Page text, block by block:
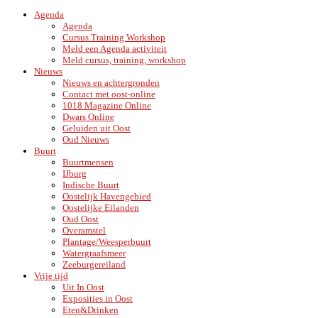
Agenda
Agenda
Cursus Training Workshop
Meld een Agenda activiteit
Meld cursus, training, workshop
Nieuws
Nieuws en achtergronden
Contact met oost-online
1018 Magazine Online
Dwars Online
Geluiden uit Oost
Oud Nieuws
Buurt
Buurtmensen
IJburg
Indische Buurt
Oostelijk Havengebied
Oostelijke Eilanden
Oud Oost
Overamstel
Plantage/Weesperbuurt
Watergraafsmeer
Zeeburgereiland
Vrije tijd
Uit In Oost
Exposities in Oost
Eten&Drinken